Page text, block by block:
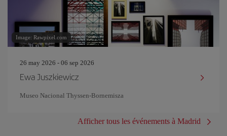
Image: Rawpixel.com
26 may 2026 - 06 sep 2026
Ewa Juszkiewicz
Museo Nacional Thyssen-Bornemisza
Afficher tous les événements à Madrid